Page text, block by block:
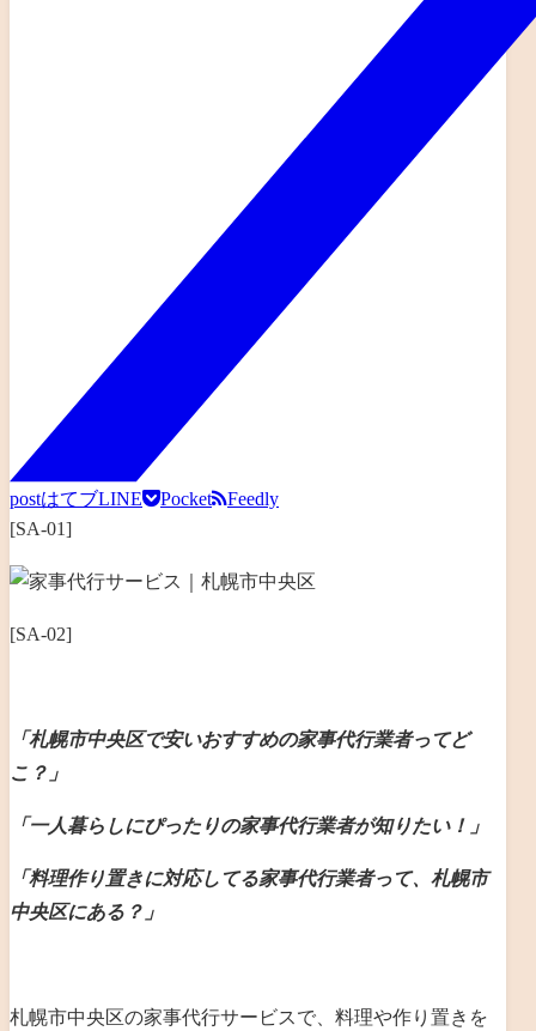
postはてブLINE Pocket
Feedly
[SA-01]
[SA-02]
「札幌市中央区で安いおすすめの家事代行業者ってど
こ？」
「一人暮らしにぴったりの家事代行業者が知りたい！」
「料理作り置きに対応してる家事代行業者って、札幌市
中央区にある？」
札幌市中央区の家事代行サービスで、料理や作り置きを